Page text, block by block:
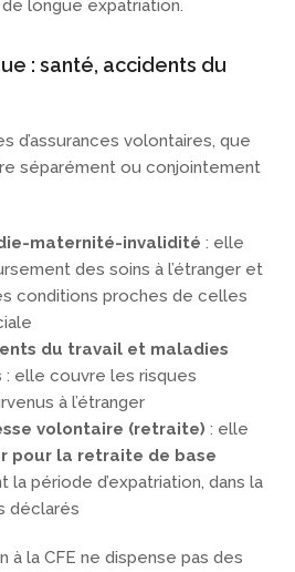
longue expatriation.
: santé, accidents du
d’assurances volontaires, que
séparément ou conjointement
maternité-invalidité : elle
des soins à l’étranger et
conditions proches de celles
du travail et maladies
: elle couvre les risques
à l’étranger
volontaire (retraite) : elle
pour la retraite de base
la période d’expatriation, dans la
déclarés
à la CFE ne dispense pas des